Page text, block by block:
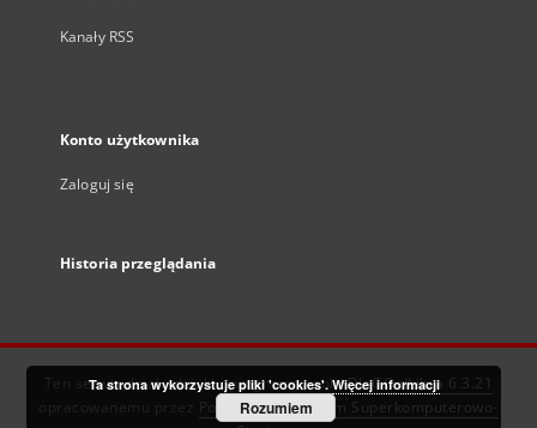
Kanały RSS
Konto użytkownika
Zaloguj się
Historia przeglądania
Ten serwis działa dzięki oprogramowaniuDInGO dLibra 6.3.21
Poznańskie Centrum Superkomputerowo-
Ta strona wykorzystuje pliki 'cookies'. Więcej informacji
Rozumiem